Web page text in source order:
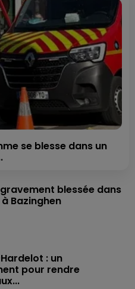
se blesse dans un
blessée dans
Bazinghen
: un
pour rendre